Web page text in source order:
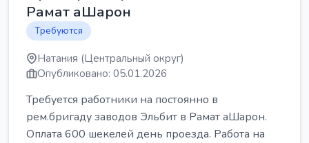
Рамат аШарон
Требуются
Натания (Центральный округ)
Опубликовано: 05.01.2026
Требуется работники на постоянно в
рем.бригаду заводов Эльбит в Рамат аШарон.
Оплата 600 шекелей день проезда. Работа на